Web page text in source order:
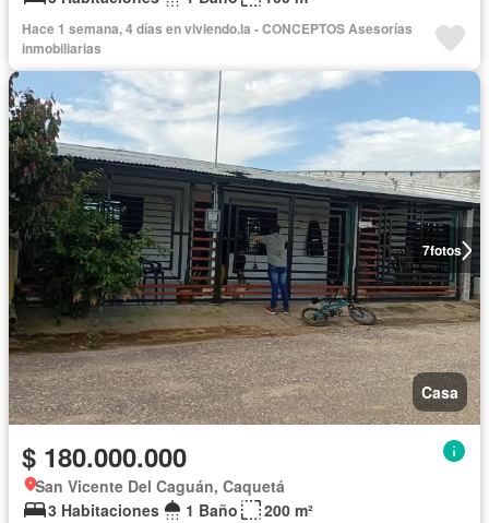
Hace 1 semana, 4 días en viviendo.la - CONCEPTOS Asesorías
inmobiliarias
7fotos
Casa
$ 180.000.000
San Vicente Del Caguán, Caquetá
3 Habitaciones
1 Baño 200 m²